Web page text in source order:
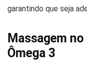
garantindo que seja
Massagem
Ômega 3